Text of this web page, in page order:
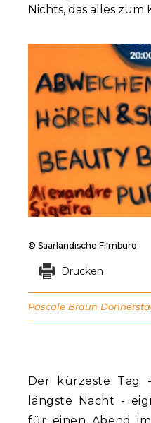
Nichts, das alles zum
Der kürzeste Tag
längste Nacht -
© Saarländische Filmbüro
Drucken
Pascale Braun